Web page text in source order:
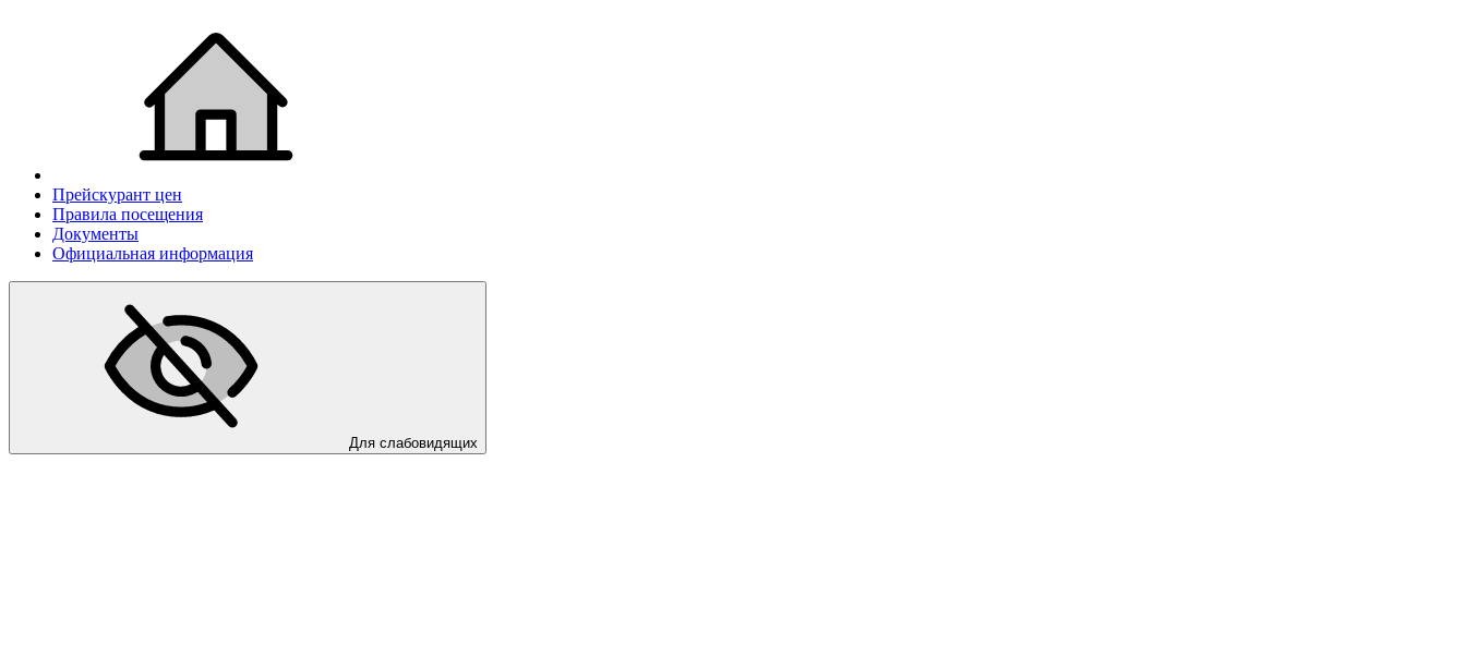
Прейскурант цен
Правила посещения
Документы
Официальная информация
Для слабовидящих